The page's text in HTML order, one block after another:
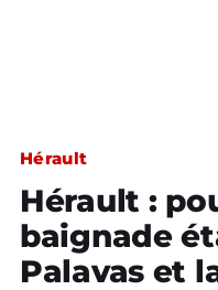
Hérault
Hérault :
baignade
Palavas et